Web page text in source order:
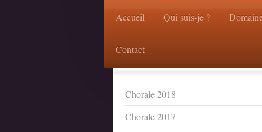
Accueil Qui suis-je ?
Contact
Chorale 2018
Chorale 2017